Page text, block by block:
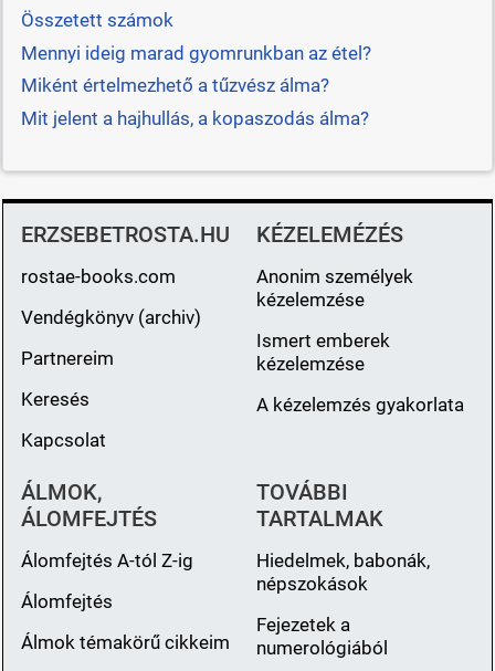
Összetett számok
Mennyi ideig marad gyomrunkban az étel?
Miként értelmezhető a tűzvész álma?
Mit jelent a hajhullás, a kopaszodás álma?
ERZSEBETROSTA.HU
rostae-books.com
Vendégkönyv (archiv)
Partnereim
Keresés
Kapcsolat
KÉZELEMÉZÉS
Anonim személyek
kézelemzése
Ismert emberek
kézelemzése
A kézelemzés gyakorlata
ÁLMOK,
ÁLOMFEJTÉS
Álomfejtés A-tól Z-ig
Álomfejtés
Álmok témakörű cikkeim
TOVÁBBI
TARTALMAK
Hiedelmek, babonák,
népszokások
Fejezetek a
numerológiából